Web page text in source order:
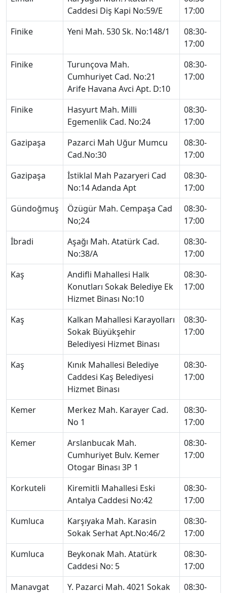
Caddesi Diş Kapi No:59/E
17:00
Fi̇ni̇ke
Yeni̇ Mah. 530 Sk. No:148/1
08:30-
17:00
Fi̇ni̇ke
Turunçova Mah.
Cumhuri̇yet Cad. No:21
Ari̇fe Havana Avci Apt. D:10
08:30-
17:00
Fi̇ni̇ke
Hasyurt Mah. Mi̇lli̇
Egemenli̇k Cad. No:24
08:30-
17:00
Gazi̇paşa
Pazarci Mah Uğur Mumcu
Cad.No:30
08:30-
17:00
Gazi̇paşa
İsti̇klal Mah Pazaryeri̇ Cad
No:14 Adanda Apt
08:30-
17:00
Gündoğmuş
Özügür Mah. Cempaşa Cad
No;24
08:30-
17:00
İbradi
Aşağı Mah. Atatürk Cad.
No:38/A
08:30-
17:00
Kaş
Andifli Mahallesi Halk
Konutları Sokak Belediye Ek
Hizmet Binası No:10
08:30-
17:00
Kaş
Kalkan Mahallesi Karayolları
Sokak Büyükşehir
Belediyesi Hizmet Binası
08:30-
17:00
Kaş
Kınık Mahallesi Belediye
Caddesi Kaş Belediyesi
Hizmet Binası
08:30-
17:00
Kemer
Merkez Mah. Karayer Cad.
No 1
08:30-
17:00
Kemer
Arslanbucak Mah.
Cumhuriyet Bulv. Kemer
Otogar Binası 3P 1
08:30-
17:00
Korkuteli̇
Kiremitli Mahallesi Eski
Antalya Caddesi No:42
08:30-
17:00
Kumluca
Karşıyaka Mah. Karasin
Sokak Serhat Apt.No:46/2
08:30-
17:00
Kumluca
Beykonak Mah. Atatürk
Caddesi No: 5
08:30-
17:00
Manavgat
Y. Pazarci Mah. 4021 Sokak
08:30-